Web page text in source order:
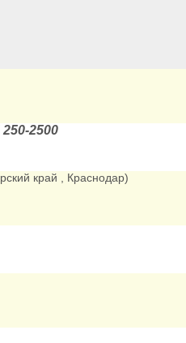
2500
край , Краснодар)